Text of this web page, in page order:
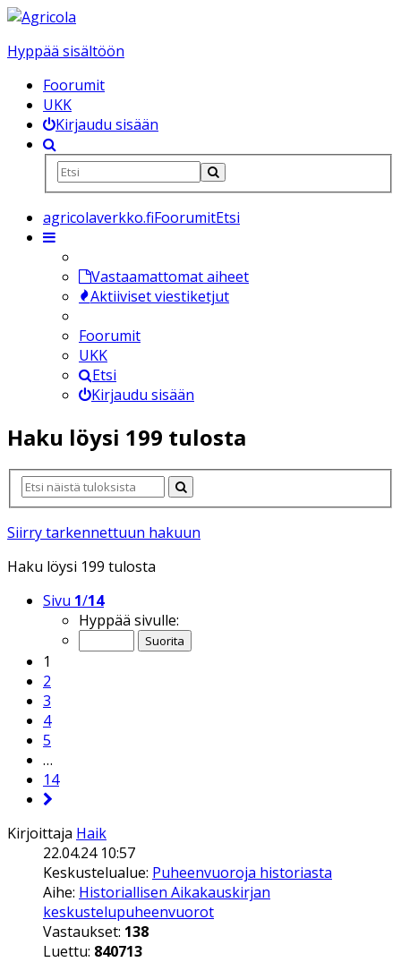
Hyppää sisältöön
Foorumit
UKK
Kirjaudu sisään
agricolaverkko.fiFoorumitEtsi
Vastaamattomat aiheet
Aktiiviset viestiketjut
Foorumit
UKK
Etsi
Kirjaudu sisään
Haku löysi 199 tulosta
Siirry tarkennettuun hakuun
Haku löysi 199 tulosta
Sivu 1/14
Hyppää sivulle:
1
2
3
4
5
…
14
Kirjoittaja Haik
22.04.24 10:57
Keskustelualue: Puheenvuoroja historiasta
Aihe: Historiallisen Aikakauskirjan
keskustelupuheenvuorot
Vastaukset: 138
Luettu: 840713